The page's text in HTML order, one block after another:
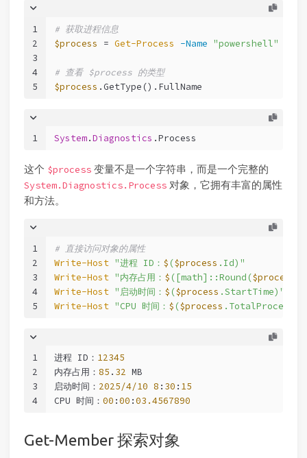
1
2
3
4
5
# 获取进程信息
$process = Get-Process -Name "powershell"
# 查看 $process 的类型
$process .GetType().FullName
1 System.Diagnostics .Process
这个 $process 变量不是一个字符串，而是一个完整的
System.Diagnostics.Process 对象，它拥有丰富的属性
和方法。
1
2
3
4
5
# 直接访问对象的属性
Write-Host "进程 ID： $ ($process .Id)"
Write-Host "内存占用： $ ([math]::Round($process
Write-Host "启动时间： $ ($process .StartTime)"
Write-Host "CPU 时间： $ ($process
1
2
3
4
进程 ID： 12345
内存占用： 85 . 32 MB
启动时间： 2025/4/10 8 : 30 : 15
CPU 时间： 00 :00 :03.4567890
Get-Member 探索对象